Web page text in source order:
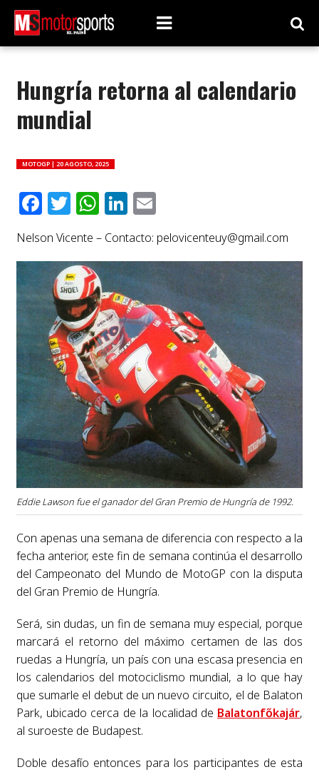
Hungría retorna al calendario
mundial
MOTOGP | 20 AGOSTO, 2025
Facebook
Twitter
WhatsApp
LinkedIn
Email
Nelson Vicente – Contacto: pelovicenteuy@gmail.com
Eddie Lawson fue el ganador del Gran Premio de Hungría de 1992.
Con apenas una semana de diferencia con respecto a la
fecha anterior, este fin de semana continúa el desarrollo
del Campeonato del Mundo de MotoGP con la disputa
del Gran Premio de Hungría.
Será, sin dudas, un fin de semana muy especial, porque
marcará el retorno del máximo certamen de las dos
ruedas a Hungría, un país con una escasa presencia en
los calendarios del motociclismo mundial, a lo que hay
que sumarle el debut de un nuevo circuito, el de Balaton
Park, ubicado cerca de la localidad de Balatonfőkajár,
al suroeste de Budapest.
Doble desafío entonces para los participantes de esta